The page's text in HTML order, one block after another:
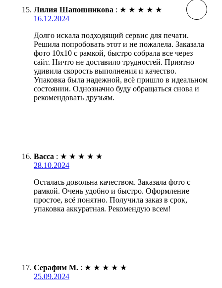
Лилия Шапошникова : ★ ★ ★ ★ ★
16.12.2024
Долго искала подходящий сервис для печати.
Решила попробовать этот и не пожалела. Заказала
фото 10х10 с рамкой, быстро собрала все через
сайт. Ничто не доставило трудностей. Приятно
удивила скорость выполнения и качество.
Упаковка была надежной, всё пришло в идеальном
состоянии. Однозначно буду обращаться снова и
рекомендовать друзьям.
Васса : ★ ★ ★ ★ ★
28.10.2024
Осталась довольна качеством. Заказала фото с
рамкой. Очень удобно и быстро. Оформление
простое, всё понятно. Получила заказ в срок,
упаковка аккуратная. Рекомендую всем!
Серафим М. : ★ ★ ★ ★ ★
25.09.2024